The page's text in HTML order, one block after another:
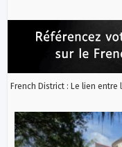
French District : Le lien